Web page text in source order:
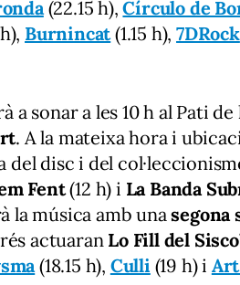
(22.15 h),Círculo de
Burnincat(1.15 h),7DRock
sonar a les 10 h al Pati de
. A la mateixa hora i
disc i del
Fent(12 h) i La Banda
la música amb unasegona
actuaran Lo Fill del
(18.15 h), Culli (19 h) i Art